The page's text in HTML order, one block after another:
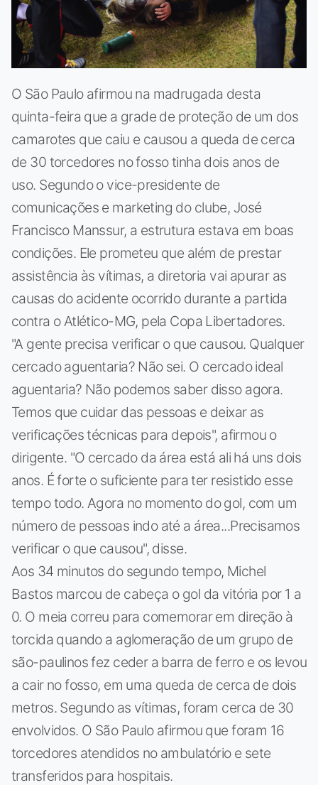
O São Paulo afirmou na madrugada desta
quinta-feira que a grade de proteção de um dos
camarotes que caiu e causou a queda de cerca
de 30 torcedores no fosso tinha dois anos de
uso. Segundo o vice-presidente de
comunicações e marketing do clube, José
Francisco Manssur, a estrutura estava em boas
condições. Ele prometeu que além de prestar
assistência às vítimas, a diretoria vai apurar as
causas do acidente ocorrido durante a partida
contra o Atlético-MG, pela Copa Libertadores.
"A gente precisa verificar o que causou. Qualquer
cercado aguentaria? Não sei. O cercado ideal
aguentaria? Não podemos saber disso agora.
Temos que cuidar das pessoas e deixar as
verificações técnicas para depois", afirmou o
dirigente. "O cercado da área está ali há uns dois
anos. É forte o suficiente para ter resistido esse
tempo todo. Agora no momento do gol, com um
número de pessoas indo até a área...Precisamos
verificar o que causou", disse.
Aos 34 minutos do segundo tempo, Michel
Bastos marcou de cabeça o gol da vitória por 1 a
0. O meia correu para comemorar em direção à
torcida quando a aglomeração de um grupo de
são-paulinos fez ceder a barra de ferro e os levou
a cair no fosso, em uma queda de cerca de dois
metros. Segundo as vítimas, foram cerca de 30
envolvidos. O São Paulo afirmou que foram 16
torcedores atendidos no ambulatório e sete
transferidos para hospitais.